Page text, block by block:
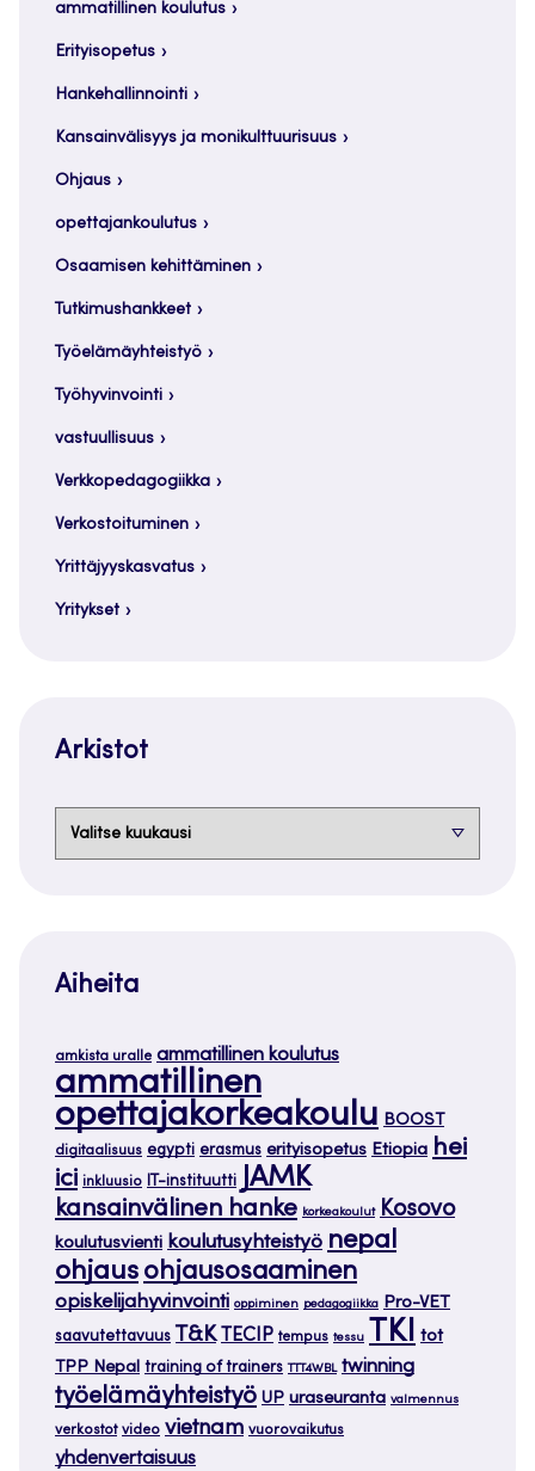
ammatillinen koulutus
Erityisopetus
Hankehallinnointi
Kansainvälisyys ja monikulttuurisuus
Ohjaus
opettajankoulutus
Osaamisen kehittäminen
Tutkimushankkeet
Työelämäyhteistyö
Työhyvinvointi
vastuullisuus
Verkkopedagogiikka
Verkostoituminen
Yrittäjyyskasvatus
Yritykset
Arkistot
Aiheita
amkista uralle ammatillinen koulutus
ammatillinen
opettajakorkeakoulu BOOST
digitaalisuus egypti erasmus erityisopetus Etiopia hei
ici inkluusio IT-instituutti JAMK
kansainvälinen hanke korkeakoulut Kosovo
koulutusvienti koulutusyhteistyö nepal
ohjaus ohjausosaaminen
opiskelijahyvinvointi oppiminen pedagogiikka Pro-VET
saavutettavuus T&K TECIP tempus tessu TKI tot
TPP Nepal training of trainers TTT4WBL twinning
työelämäyhteistyö UP uraseuranta valmennus
verkostot video vietnam vuorovaikutus
yhdenvertaisuus